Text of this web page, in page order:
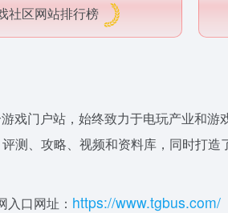
社区网站排行榜
戏门户站，始终致力于电玩产业和
评测、攻略、视频和资料库，同时打造
入口网址： https://www.tgbus.com/